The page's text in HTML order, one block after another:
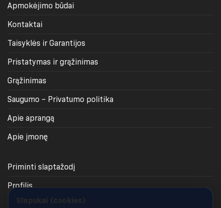
Apmokėjimo būdai
Kontaktai
Taisyklės ir Garantijos
Pristatymas ir grąžinimas
Grąžinimas
Saugumo – Privatumo politika
Apie aprangą
Apie įmonę
Priminti slaptažodį
Profilis
Krepšelis
Slapukai (cookies)